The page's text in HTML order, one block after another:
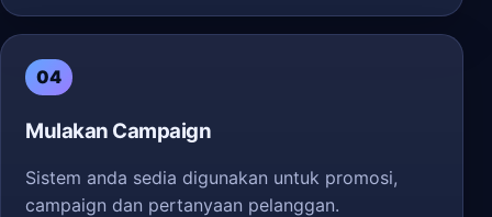
04
Mulakan Campaign
Sistem anda sedia digunakan untuk promosi,
campaign dan pertanyaan pelanggan.